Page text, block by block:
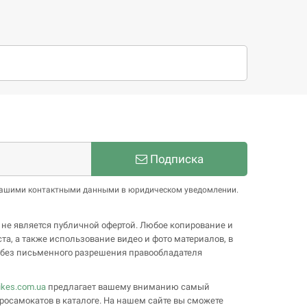
Подписка
контактными данными в юридическом уведомлении.
является публичной офертой. Любое копирование и
а также использование видео и фото материалов, в
письменного разрешения правообладателя
предлагает вашему вниманию самый
в каталоге. На нашем сайте вы сможете